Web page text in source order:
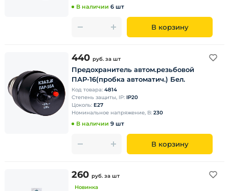
В наличии 6 шт
В корзину
440 руб. за шт
Предохранитель автом.резьбовой
ПАР-16(пробка автоматич.) Бел.
Код товара: 4814
Степень защиты, IP: IP20
Цоколь: E27
Номинальное напряжение, В: 230
В наличии 9 шт
В корзину
260 руб. за шт
Новинка